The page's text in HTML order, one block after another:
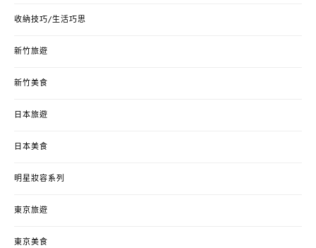
收納技巧/生活巧思
新竹旅遊
新竹美食
日本旅遊
日本美食
明星妝容系列
東京旅遊
東京美食